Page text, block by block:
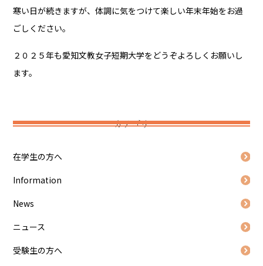
寒い日が続きますが、体調に気をつけて楽しい年末年始をお過
ごしください。
２０２５年も愛知文教女子短期大学をどうぞよろしくお願いし
ます。
カテゴリ
在学生の方へ
Information
News
ニュース
受験生の方へ